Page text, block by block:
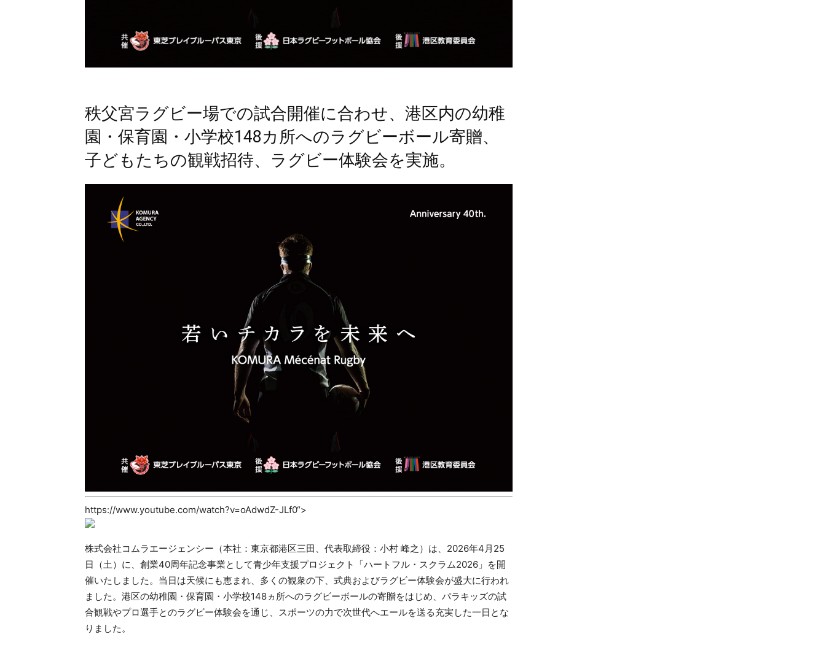
秩父宮ラグビー場での試合開催に合わせ、港区内の幼稚
園・保育園・小学校148カ所へのラグビーボール寄贈、
子どもたちの観戦招待、ラグビー体験会を実施。
https://www.youtube.com/watch?v=oAdwdZ-JLf0“>
株式会社コムラエージェンシー（本社：東京都港区三田、代表取締役：小村 峰之）は、2026年4月25
日（土）に、創業40周年記念事業として青少年支援プロジェクト「ハートフル・スクラム2026」を開
催いたしました。当日は天候にも恵まれ、多くの観衆の下、式典およびラグビー体験会が盛大に行われ
ました。港区の幼稚園・保育園・小学校148ヵ所へのラグビーボールの寄贈をはじめ、パラキッズの試
合観戦やプロ選手とのラグビー体験会を通じ、スポーツの力で次世代へエールを送る充実した一日とな
りました。